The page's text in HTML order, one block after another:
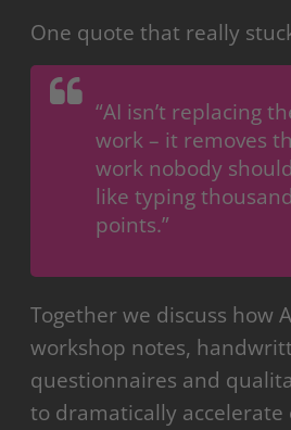
One quote that really
“AI isn’t replacing
work – it removes
work nobody
like typing
points.”
Together we discuss how
workshop notes,
questionnaires and
to dramatically